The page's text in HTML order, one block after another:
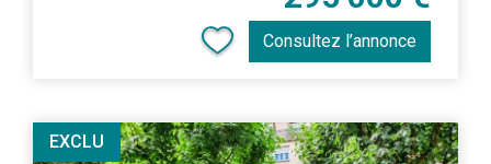
Consultez l’annonce
EXCLU